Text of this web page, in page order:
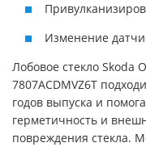
Изменение
Лобовое стекло Skoda
7807ACDMVZ6T
годов выпуска и
герметичность и
повреждения стекла.